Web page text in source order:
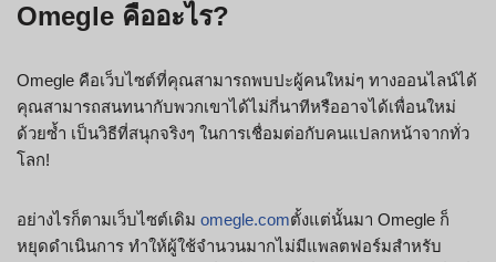
Omegle คืออะไร?
Omegle คือเว็บไซต์ที่คุณสามารถพบปะผู้คนใหม่ๆ ทางออนไลน์ได้
คุณสามารถสนทนากับพวกเขาได้ไม่กี่นาทีหรืออาจได้เพื่อนใหม่
ด้วยซ้ำ เป็นวิธีที่สนุกจริงๆ ในการเชื่อมต่อกับคนแปลกหน้าจากทั่ว
โลก!
อย่างไรก็ตามเว็บไซต์เดิม omegle.comตั้งแต่นั้นมา Omegle ก็
หยุดดำเนินการ ทำให้ผู้ใช้จำนวนมากไม่มีแพลตฟอร์มสำหรับ